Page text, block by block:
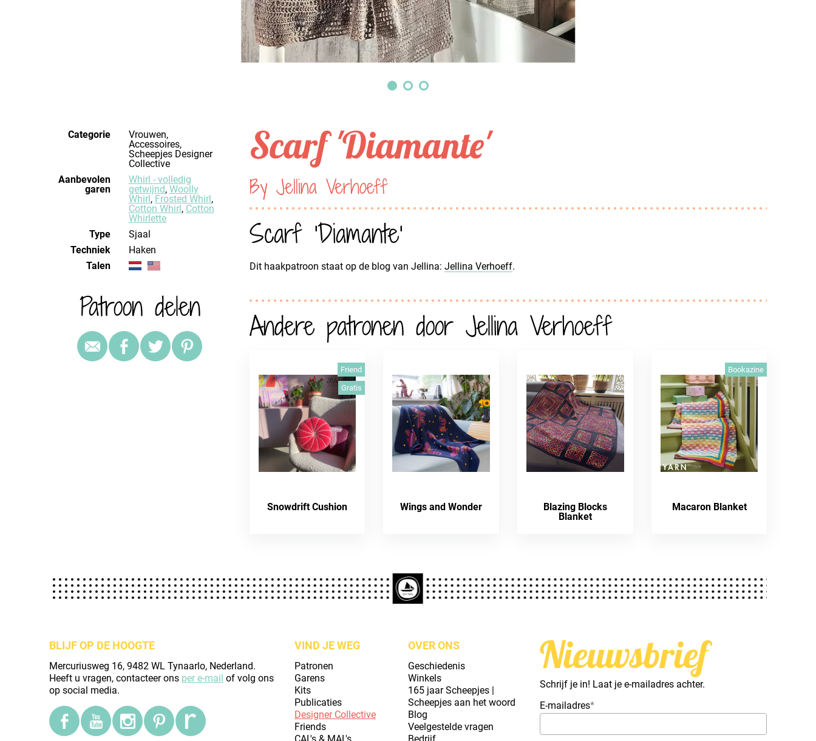
Categorie
Vrouwen,
Accessoires,
Scheepjes Designer
Collective
Aanbevolen
garen
Whirl - volledig
getwijnd, Woolly
Whirl, Frosted Whirl,
Cotton Whirl, Cotton
Whirlette
Type
Sjaal
Techniek
haken
Talen
Patroon delen
Scarf 'Diamante'
By Jellina Verhoeff
Scarf 'Diamante'
Dit haakpatroon staat op de blog van Jellina: Jellina Verhoeff.
Andere patronen door Jellina Verhoeff
Friend
Gratis
Snowdrift Cushion Wings and Wonder
Blazing Blocks
Blanket
Bookazine
Macaron Blanket
BLIJF OP DE HOOGTE
Mercuriusweg 16, 9482 WL Tynaarlo, Nederland.
Heeft u vragen, contacteer ons per e-mail of volg ons
op social media.
VIND JE WEG
Patronen
Garens
Kits
Publicaties
Designer Collective
Friends
OVER ONS
Geschiedenis
Winkels
165 jaar Scheepjes |
Scheepjes aan het woord
Blog
Veelgestelde vragen
Nieuwsbrief
Schrijf je in! Laat je e-mailadres achter.
E-mailadres*